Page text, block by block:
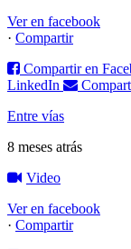
Ver en facebook
· Compartir
Compartir en
LinkedIn
Entre vías
8 meses atrás
Video
Ver en facebook
· Compartir